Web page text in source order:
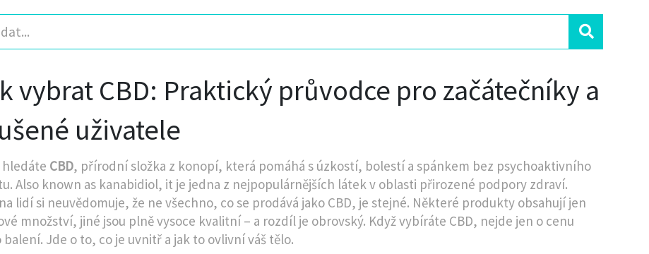
vybrat CBD: Praktický průvodce pro začátečníky a
uživatele
hledáte CBD, přírodní složka z konopí, která pomáhá s úzkostí, bolestí a spánkem bez psychoaktivního
. Also known as kanabidiol, it je jedna z nejpopulárnějších látek v oblasti přirozené podpory zdraví.
lidí si neuvědomuje, že ne všechno, co se prodává jako CBD, je stejné. Některé produkty obsahují jen
množství, jiné jsou plně vysoce kvalitní – a rozdíl je obrovský. Když vybíráte CBD, nejde jen o cenu
balení. Jde o to, co je uvnitř a jak to ovlivní váš tělo.